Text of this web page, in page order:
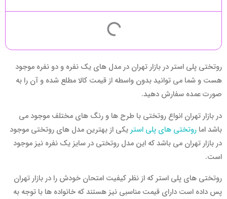
روتختی پلی استر در بازار تهران در مدل های یک نفره و دو نفره موجود
هست و شما می توانید بدون واسطه از قیمت کالا مطلع شده و آن را به
صورت عمده سفارش دهید.
در بازار تهران انواع روتختی با طرح ها و رنگ های مختلف موجود می
باشد اما روتختی های پلی استر یکی از بهترین مدل های روتختی موجود
در بازار تهران می باشد که این مدل روتختی در سایز یک نفره نیز موجود
است.
روتختی های پلی استر که از نظر کیفیت امتحان خودش را در بازار تهران
پس داده است دارای قیمت مناسبی نیز هستند که خانواده ها با توجه به